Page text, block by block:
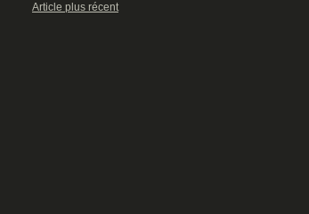
Article plus récent